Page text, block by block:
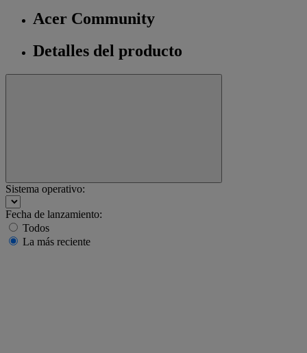
Acer Community
Detalles del producto
Sistema operativo:
Fecha de lanzamiento:
Todos
La más reciente